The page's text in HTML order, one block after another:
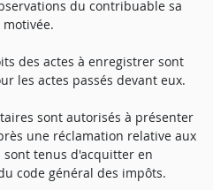
du contribuable sa
des actes à enregistrer sont
les actes passés devant eux.
sont autorisés à présenter
une réclamation relative aux
tenus d'acquitter en
code général des impôts.